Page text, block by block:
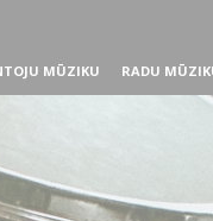
MŪZIKU RADU